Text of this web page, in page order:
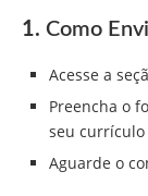
1. Como
Acesse a
Preencha o
seu
Aguarde o